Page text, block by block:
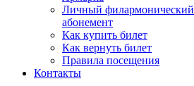
Личный филармонический
абонемент
Как купить билет
Как вернуть билет
Правила посещения
Контакты